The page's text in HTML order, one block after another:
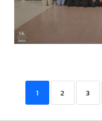
COMPUTER SCIENCE,
ละเทคโนโลยี
1 2 3